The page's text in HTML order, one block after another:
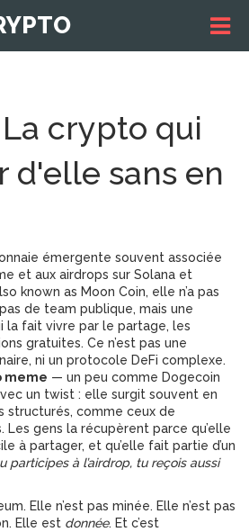
La crypto qui
d'elle sans en
émergente souvent associée
et aux airdrops sur Solana et
known as Moon Coin, elle n’a pas
de team publique, mais une
la fait vivre par le partage, les
gratuites. Ce n’est pas une
ni un protocole DeFi complexe.
meme — un peu comme Dogecoin
un twist : elle surgit souvent en
structurés, comme ceux de
Les gens la récupèrent parce qu’elle
à partager, et qu’elle fait partie d’un
participes à l’airdrop, tu reçois aussi
Elle n’est pas minée. Elle n’est pas
Elle est donnée. Et c’est